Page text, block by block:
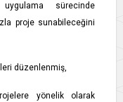
sürecinde
proje sunabileceğini
düzenlenmiş,
yönelik olarak